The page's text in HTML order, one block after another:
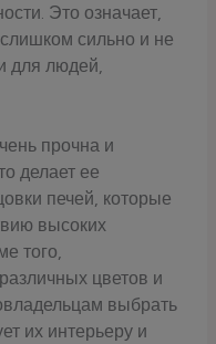
Это означает,
сильно и не
для людей,
прочна и
делает ее
печей, которые
высоких
того,
цветов и
выбрать
их интерьеру и